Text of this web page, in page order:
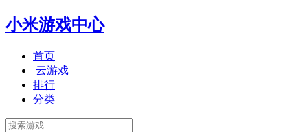
小米游戏中心
首页
云游戏
排行
分类